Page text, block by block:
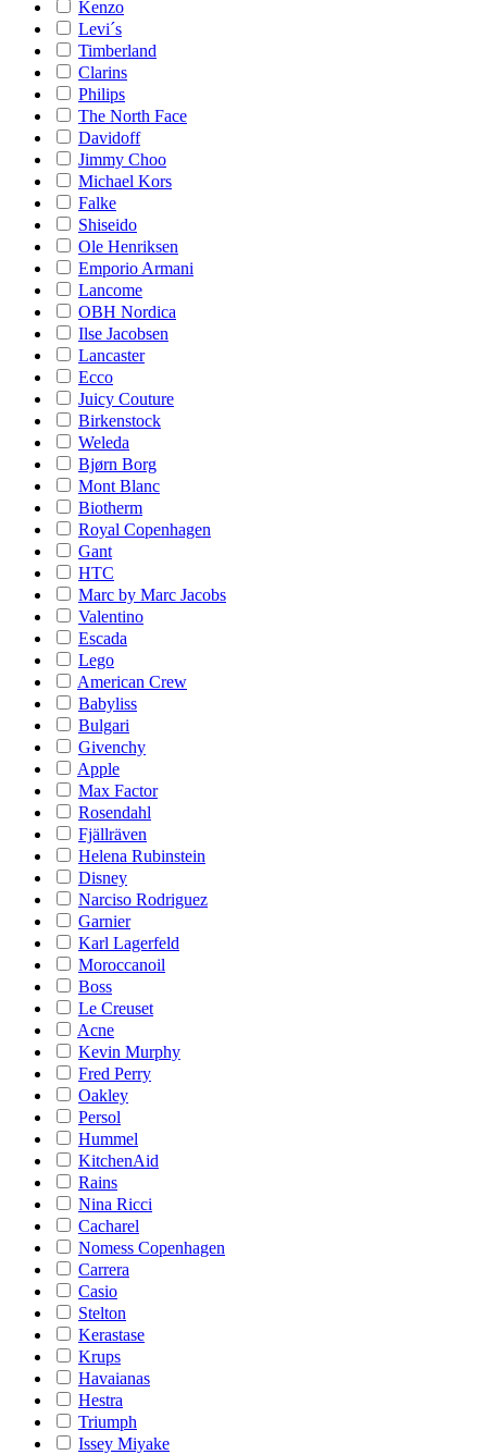
Kenzo
Levi´s
Timberland
Clarins
Philips
The North Face
Davidoff
Jimmy Choo
Michael Kors
Falke
Shiseido
Ole Henriksen
Emporio Armani
Lancome
OBH Nordica
Ilse Jacobsen
Lancaster
Ecco
Juicy Couture
Birkenstock
Weleda
Bjørn Borg
Mont Blanc
Biotherm
Royal Copenhagen
Gant
HTC
Marc by Marc Jacobs
Valentino
Escada
Lego
American Crew
Babyliss
Bulgari
Givenchy
Apple
Max Factor
Rosendahl
Fjällräven
Helena Rubinstein
Disney
Narciso Rodriguez
Garnier
Karl Lagerfeld
Moroccanoil
Boss
Le Creuset
Acne
Kevin Murphy
Fred Perry
Oakley
Persol
Hummel
KitchenAid
Rains
Nina Ricci
Cacharel
Nomess Copenhagen
Carrera
Casio
Stelton
Kerastase
Krups
Havaianas
Hestra
Triumph
Issey Miyake